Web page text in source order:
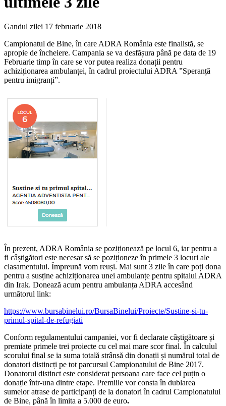
Gandul zilei 17 februarie 2018
Campionatul de Bine, în care ADRA România este finalistă, se
apropie de încheiere. Campania se va desfășura până pe data de 19
Februarie timp în care se vor putea realiza donații pentru
achiziționarea ambulanței, în cadrul proiectului ADRA ”Speranță
pentru imigranți”.
În prezent, ADRA România se poziționează pe locul 6, iar pentru a
fi câștigători este necesar să se poziționeze în primele 3 locuri ale
clasamentului. Împreună vom reuși. Mai sunt 3 zile în care poți dona
pentru a susține achiziționarea unei ambulanțe pentru spitalul ADRA
din Irak. Donează acum pentru ambulanța ADRA accesând
următorul link:
https://www.bursabinelui.ro/BursaBinelui/Proiecte/Sustine-si-tu-
primul-spital-de-refugiati
Conform regulamentului campaniei, vor fi declarate câștigătoare și
premiate primele trei proiecte cu cel mai mare scor final. În calculul
scorului final se ia suma totală strânsă din donații și numărul total de
donatori distincți pe tot parcursul Campionatului de Bine 2017.
Donatorul distinct este considerat persoana care face cel puțin o
donație într-una dintre etape. Premiile vor consta în dublarea
sumelor atrase de participanți de la donatori în cadrul Campionatului
de Bine, până în limita a 5.000 de euro.